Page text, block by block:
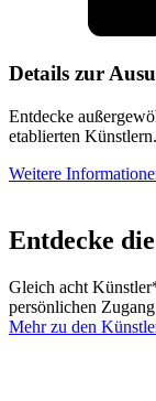
Details zur
Entdecke
etablierten Künstlern.
Weitere
Entdecke
Gleich acht
persönlichen
Mehr zu den